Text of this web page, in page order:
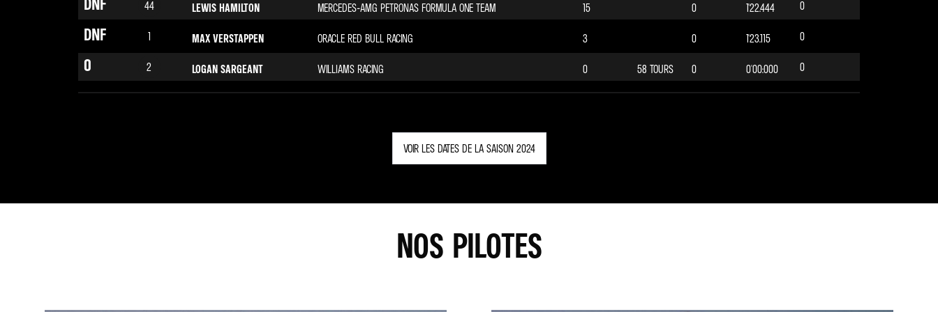
44 LEWIS HAMILTON MERCEDES-AMG PETRONAS FORMULA ONE TEAM 15 0 1'22.444 0
DNF 1 MAX VERSTAPPEN ORACLE RED BULL RACING 3 0 1'23.115 0
0 2 LOGAN SARGEANT WILLIAMS RACING 0 58 TOURS 0 0'00:000 0
VOIR LES DATES DE LA SAISON 2024
NOS PILOTES